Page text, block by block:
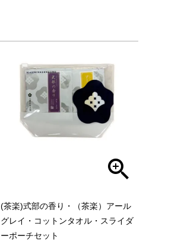
(茶楽)式部の香り・（茶楽）アール
グレイ・コットンタオル・スライダ
ーポーチセット